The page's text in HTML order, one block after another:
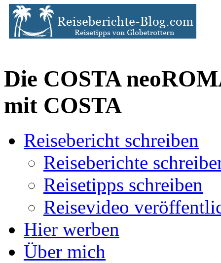
Die COSTA
mit COSTA
Reisebericht schreiben
Reiseberichte
Reisetipps schreiben
Reisevideo
Hier werben
Über mich